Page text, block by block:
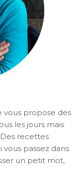
vous propose des
les jours mais
recettes
passez dans
un petit mot,